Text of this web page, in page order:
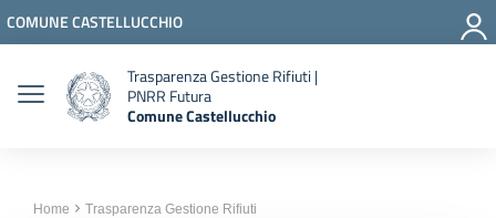
Vai ai contenuti
Vai al menu di navigazione
Vai al footer
COMUNE CASTELLUCCHIO
Trasparenza Gestione Rifiuti |
PNRR Futura
Comune Castellucchio
Home
Trasparenza Gestione Rifiuti